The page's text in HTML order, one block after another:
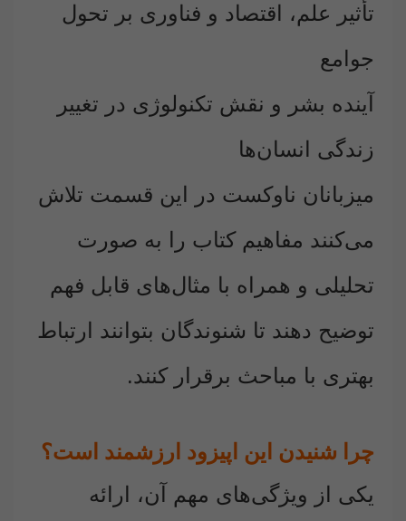
تأثیر علم، اقتصاد و فناوری بر تحول
جوامع
آینده بشر و نقش تکنولوژی در تغییر
زندگی انسان‌ها
میزبانان ناوکست در این قسمت تلاش
می‌کنند مفاهیم کتاب را به صورت
تحلیلی و همراه با مثال‌های قابل فهم
توضیح دهند تا شنوندگان بتوانند ارتباط
بهتری با مباحث برقرار کنند.
چرا شنیدن این اپیزود ارزشمند است؟
یکی از ویژگی‌های مهم آن، ارائه